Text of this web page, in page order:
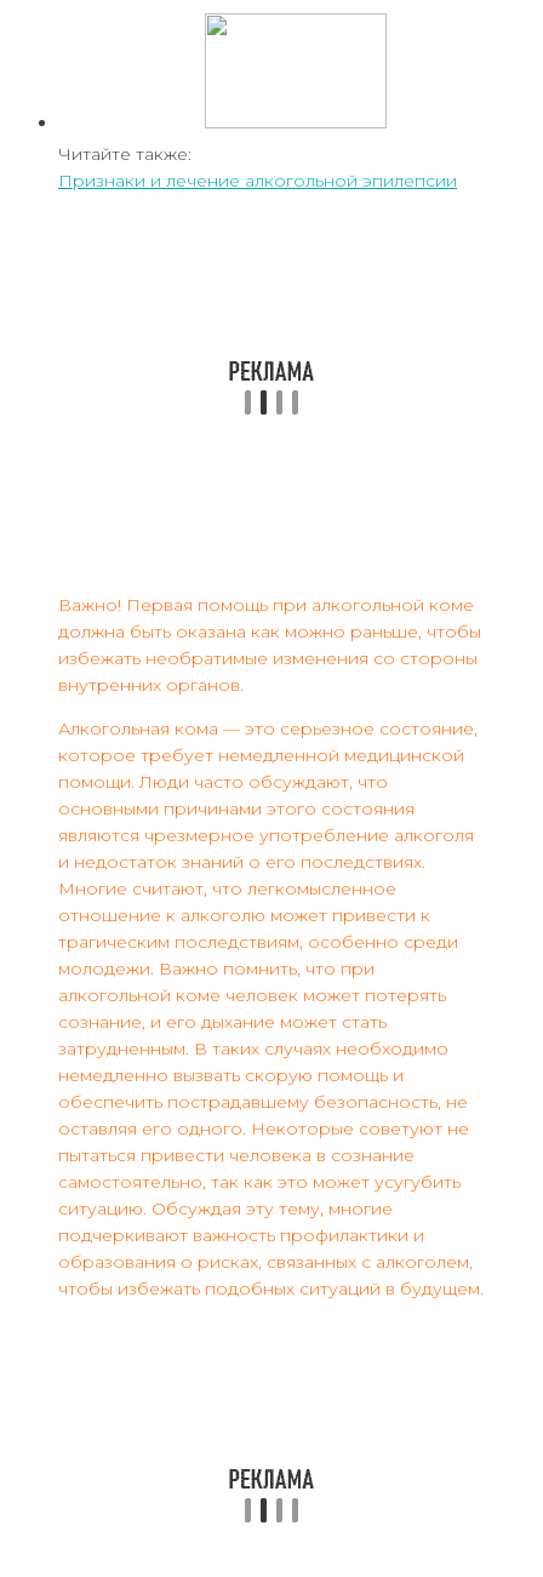
Читайте также:
Признаки и лечение алкогольной эпилепсии
Важно! Первая помощь при алкогольной коме
должна быть оказана как можно раньше, чтобы
избежать необратимые изменения со стороны
внутренних органов.
Алкогольная кома — это серьезное состояние,
которое требует немедленной медицинской
помощи. Люди часто обсуждают, что
основными причинами этого состояния
являются чрезмерное употребление алкоголя
и недостаток знаний о его последствиях.
Многие считают, что легкомысленное
отношение к алкоголю может привести к
трагическим последствиям, особенно среди
молодежи. Важно помнить, что при
алкогольной коме человек может потерять
сознание, и его дыхание может стать
затрудненным. В таких случаях необходимо
немедленно вызвать скорую помощь и
обеспечить пострадавшему безопасность, не
оставляя его одного. Некоторые советуют не
пытаться привести человека в сознание
самостоятельно, так как это может усугубить
ситуацию. Обсуждая эту тему, многие
подчеркивают важность профилактики и
образования о рисках, связанных с алкоголем,
чтобы избежать подобных ситуаций в будущем.